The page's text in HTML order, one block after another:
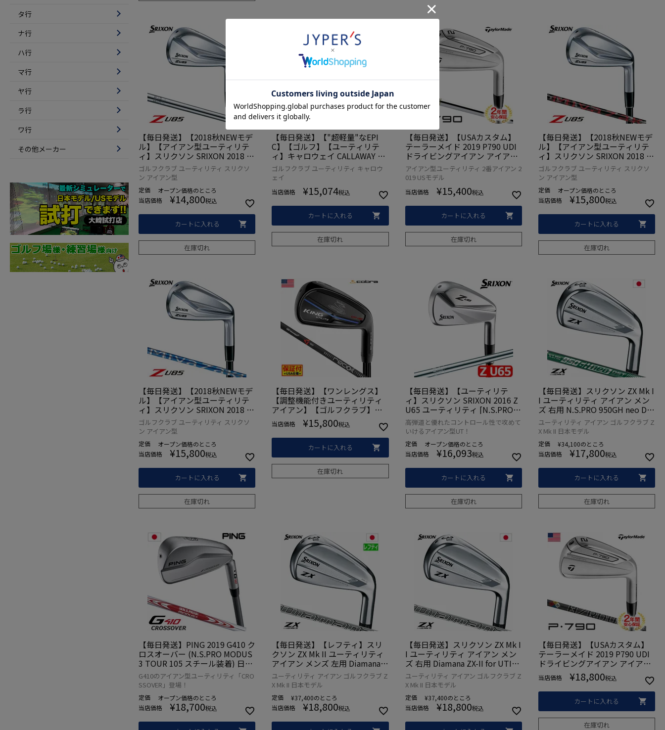
タ行
ナ行
ハ行
マ行
ヤ行
ラ行
ワ行
その他メーカー
【毎日発送】【2018秋NEWモデ
ル】【アイアン型ユーティリテ
ィ】スリクソン SRIXON 2018 Z
U85 アイアン型ユーティリティ
[N.S.PRO 950GH DST スチール
シャフト装着](日本正規品)【ZE
RO SRIXON】【ゼロスリクソ
ン】
ゴルフクラブ ユーティリティ スリクソ
ン アイアン型
定価 オープン価格のところ
当店価格
¥14,800税込
カートに入れる
在庫切れ
【毎日発送】【"超軽量"なEPI
C】【ゴルフ】【ユーティリテ
ィ】キャロウェイ CALLAWAY EP
IC STAR (エピック スター) ハイ
ブリッド [GRAND BASSARA h55
カーボン装着](USA直輸入品)【1
7EPIC_US】
ゴルフクラブ ユーティリティ キャロウ
ェイ
当店価格 ¥15,074税込
カートに入れる
在庫切れ
【毎日発送】【USAカスタム】
テーラーメイド 2019 P790 UDI
ドライビングアイアン アイアン
型ユーティリティ 2番アイアン 1
7度 (ダイナミックゴールド装着)
USA直輸入品【アイアン型ユー
ティリティ】
アイアン型ユーティリティ 2番アイアン 2
019 USモデル
当店価格 ¥15,400税込
カートに入れる
在庫切れ
【毎日発送】【2018秋NEWモデ
ル】【アイアン型ユーティリテ
ィ】スリクソン SRIXON 2018 Z
U85 アイアン型ユーティリティ
[Miyazaki Mahana(マハナ) カー
ボンシャフト装着](日本正規品)
【ZERO SRIXON】【ゼロスリク
ソン】
ゴルフクラブ ユーティリティ スリクソ
ン アイアン型
定価 オープン価格のところ
当店価格
¥15,800税込
カートに入れる
在庫切れ
【毎日発送】【2018秋NEWモデ
ル】【アイアン型ユーティリテ
ィ】スリクソン SRIXON 2018 Z
U85 アイアン型ユーティリティ
[Miyazaki for UTILITY カーボン
シャフト装着](日本正規品)【ZE
RO SRIXON】【ゼロスリクソ
ン】
ゴルフクラブ ユーティリティ スリクソ
ン アイアン型
定価 オープン価格のところ
当店価格
¥15,800税込
カートに入れる
在庫切れ
【毎日発送】【ワンレングス】
【調整機能付きユーティリティ
アイアン】【ゴルフクラブ】コ
ブラ COBRA 2018 KING UTILITY
BLACK ONE LENGTH IRON ワン
レングス アイアン型ユーティリ
ティ [UST Recoil カーボン装着]
(USA直輸入品)
当店価格 ¥15,800税込
カートに入れる
在庫切れ
【毎日発送】【ユーティリテ
ィ】スリクソン SRIXON 2016 Z
U65 ユーティリティ [N.S.PRO 9
80GH DST装着](日本正規品)
高弾道と優れたコントロール性で攻めて
いけるアイアン型UT！
定価 オープン価格のところ
当店価格
¥16,093税込
カートに入れる
在庫切れ
【毎日発送】スリクソン ZX Mk I
I ユーティリティ アイアン メン
ズ 右用 N.S.PRO 950GH neo DS
T for HYBRID スチールシャフト
2022年モデル 日本正規品 2022
年11月発売
ユーティリティ アイアン ゴルフクラブ Z
X Mk II 日本モデル
定価 ¥34,100のところ
当店価格
¥17,800税込
カートに入れる
在庫切れ
【毎日発送】PING 2019 G410 ク
ロスオーバー (N.S.PRO MODUS
3 TOUR 105 スチール装着) 日本
正規品【アイアン型ユーティリ
ティ】
G410のアイアン型ユーティリティ「CRO
SSOVER」登場！
定価 オープン価格のところ
当店価格
¥18,700税込
【毎日発送】【レフティ】スリ
クソン ZX Mk II ユーティリティ
アイアン メンズ 左用 Diamana Z
X-II for HYBRID カーボンシャフ
ト 2022年モデル 日本正規品 202
2年11月発売
ユーティリティ アイアン ゴルフクラブ Z
X Mk II 日本モデル
定価 ¥37,400のところ
当店価格
¥18,800税込
【毎日発送】スリクソン ZX Mk I
I ユーティリティ アイアン メン
ズ 右用 Diamana ZX-II for UTILI
TY カーボンシャフト 2022年モ
デル 日本正規品 2022年11月発
売
ユーティリティ アイアン ゴルフクラブ Z
X Mk II 日本モデル
定価 ¥37,400のところ
当店価格
¥18,800税込
【毎日発送】【USAカスタム】
テーラーメイド 2019 P790 UDI
ドライビングアイアン アイアン
型ユーティリティ 2番アイアン 1
7度 (ProjectX HZRDUS SMOKE
カーボン装着) USA直輸入品【ア
イアン型ユーティリティ】
当店価格 ¥18,800税込
カートに入れる
在庫切れ